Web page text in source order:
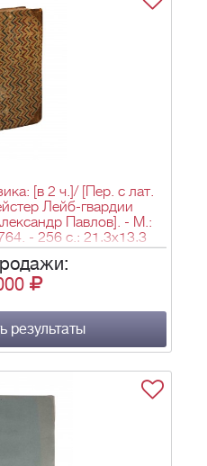
[в 2 ч.]/ [Пер. с лат.
Лейб-гвардии
Павлов]. - М.:
- 256 с.; 21,3х13,3
результаты